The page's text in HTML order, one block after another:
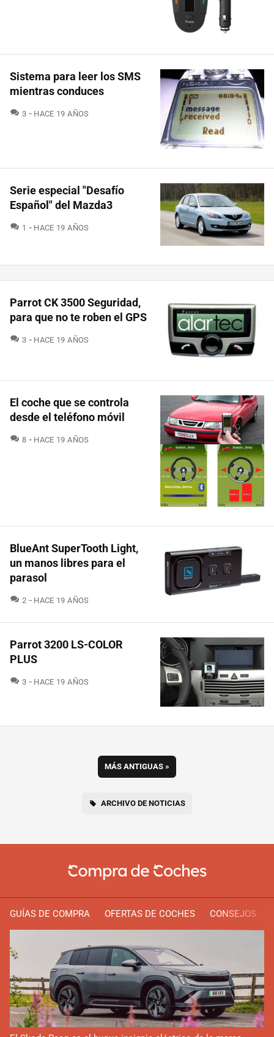
Sistema para leer los SMS
mientras conduces
3 COMENTARIOS
HACE 19 AÑOS
Serie especial "Desafío
Español" del Mazda3
1 COMENTARIOS
HACE 19 AÑOS
Parrot CK 3500 Seguridad,
para que no te roben el GPS
3 COMENTARIOS
HACE 19 AÑOS
El coche que se controla
desde el teléfono móvil
8 COMENTARIOS
HACE 19 AÑOS
BlueAnt SuperTooth Light,
un manos libres para el
parasol
2 COMENTARIOS
HACE 19 AÑOS
Parrot 3200 LS-COLOR
PLUS
3 COMENTARIOS
HACE 19 AÑOS
MÁS ANTIGUAS »
ARCHIVO DE NOTICIAS
GUÍAS DE COMPRA OFERTAS DE COCHES CONSEJOS